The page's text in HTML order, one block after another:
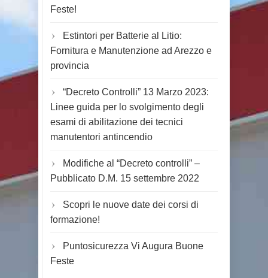
Feste!
Estintori per Batterie al Litio:
Fornitura e Manutenzione ad Arezzo e
provincia
“Decreto Controlli” 13 Marzo 2023:
Linee guida per lo svolgimento degli
esami di abilitazione dei tecnici
manutentori antincendio
Modifiche al “Decreto controlli” –
Pubblicato D.M. 15 settembre 2022
Scopri le nuove date dei corsi di
formazione!
Puntosicurezza Vi Augura Buone
Feste